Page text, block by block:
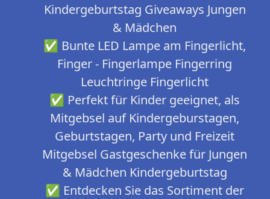
Kindergeburtstag Giveaways Jungen
& Mädchen
✅ Bunte LED Lampe am Fingerlicht,
Finger - Fingerlampe Fingerring
Leuchtringe Fingerlicht
✅ Perfekt für Kinder geeignet, als
Mitgebsel auf Kindergeburstagen,
Geburtstagen, Party und Freizeit
Mitgebsel Gastgeschenke für Jungen
& Mädchen Kindergeburtstag
✅ Entdecken Sie das Sortiment der